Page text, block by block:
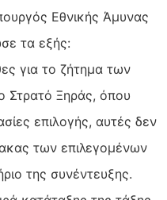
Εθνικής Άμυνας
τα εξής:
για το ζήτημα των
Στρατό Ξηράς, όπου
επιλογής, αυτές δεν
των επιλεγομένων
της συνέντευξης.